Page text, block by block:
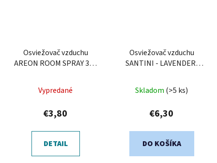
Osviežovač vzduchu
AREON ROOM SPRAY 300
Vypredané
€3,80
DETAIL
Osviežovač vzduchu
SANTINI - LAVENDER,
hodnotenie
produktu
je
5,0
z
Skladom (>5 ks)
€6,30
DO KOŠÍKA